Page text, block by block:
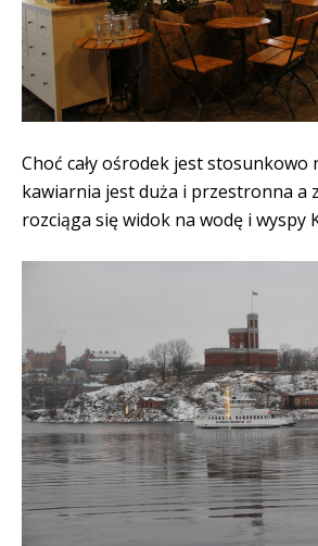
Choć cały ośrodek jest stosunkowo
kawiarnia jest duża i przestronna a
rozciąga się widok na wodę i wyspy